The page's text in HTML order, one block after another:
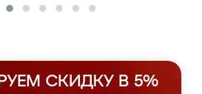
СКИДКУ В 5%